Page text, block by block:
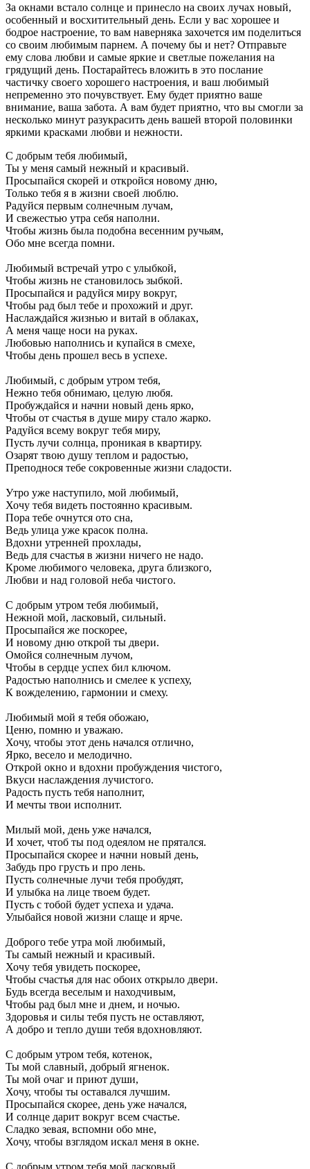
За окнами встало солнце и принесло на своих лучах новый,
особенный и восхитительный день. Если у вас хорошее и
бодрое настроение, то вам наверняка захочется им поделиться
со своим любимым парнем. А почему бы и нет? Отправьте
ему слова любви и самые яркие и светлые пожелания на
грядущий день. Постарайтесь вложить в это послание
частичку своего хорошего настроения, и ваш любимый
непременно это почувствует. Ему будет приятно ваше
внимание, ваша забота. А вам будет приятно, что вы смогли за
несколько минут разукрасить день вашей второй половинки
яркими красками любви и нежности.
С добрым тебя любимый,
Ты у меня самый нежный и красивый.
Просыпайся скорей и откройся новому дню,
Только тебя я в жизни своей люблю.
Радуйся первым солнечным лучам,
И свежестью утра себя наполни.
Чтобы жизнь была подобна весенним ручьям,
Обо мне всегда помни.
Любимый встречай утро с улыбкой,
Чтобы жизнь не становилось зыбкой.
Просыпайся и радуйся миру вокруг,
Чтобы рад был тебе и прохожий и друг.
Наслаждайся жизнью и витай в облаках,
А меня чаще носи на руках.
Любовью наполнись и купайся в смехе,
Чтобы день прошел весь в успехе.
Любимый, с добрым утром тебя,
Нежно тебя обнимаю, целую любя.
Пробуждайся и начни новый день ярко,
Чтобы от счастья в душе миру стало жарко.
Радуйся всему вокруг тебя миру,
Пусть лучи солнца, проникая в квартиру.
Озарят твою душу теплом и радостью,
Преподнося тебе сокровенные жизни сладости.
Утро уже наступило, мой любимый,
Хочу тебя видеть постоянно красивым.
Пора тебе очнутся ото сна,
Ведь улица уже красок полна.
Вдохни утренней прохлады,
Ведь для счастья в жизни ничего не надо.
Кроме любимого человека, друга близкого,
Любви и над головой неба чистого.
С добрым утром тебя любимый,
Нежной мой, ласковый, сильный.
Просыпайся же поскорее,
И новому дню открой ты двери.
Омойся солнечным лучом,
Чтобы в сердце успех бил ключом.
Радостью наполнись и смелее к успеху,
К вожделению, гармонии и смеху.
Любимый мой я тебя обожаю,
Ценю, помню и уважаю.
Хочу, чтобы этот день начался отлично,
Ярко, весело и мелодично.
Открой окно и вдохни пробуждения чистого,
Вкуси наслаждения лучистого.
Радость пусть тебя наполнит,
И мечты твои исполнит.
Милый мой, день уже начался,
И хочет, чтоб ты под одеялом не прятался.
Просыпайся скорее и начни новый день,
Забудь про грусть и про лень.
Пусть солнечные лучи тебя пробудят,
И улыбка на лице твоем будет.
Пусть с тобой будет успеха и удача.
Улыбайся новой жизни слаще и ярче.
Доброго тебе утра мой любимый,
Ты самый нежный и красивый.
Хочу тебя увидеть поскорее,
Чтобы счастья для нас обоих открыло двери.
Будь всегда веселым и находчивым,
Чтобы рад был мне и днем, и ночью.
Здоровья и силы тебя пусть не оставляют,
А добро и тепло души тебя вдохновляют.
С добрым утром тебя, котенок,
Ты мой славный, добрый ягненок.
Ты мой очаг и приют души,
Хочу, чтобы ты оставался лучшим.
Просыпайся скорее, день уже начался,
И солнце дарит вокруг всем счастье.
Сладко зевая, вспомни обо мне,
Хочу, чтобы взглядом искал меня в окне.
С добрым утром тебя мой ласковый,